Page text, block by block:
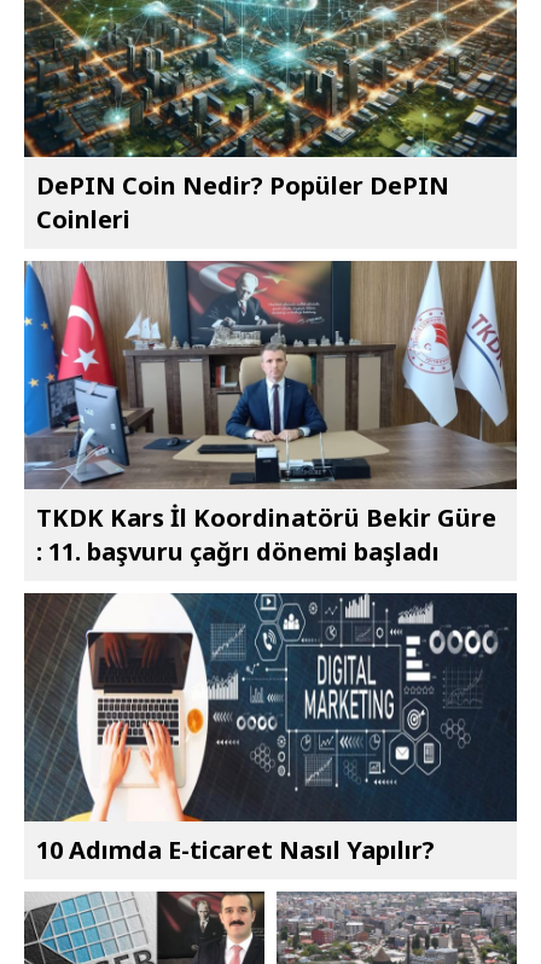
DePIN Coin Nedir? Popüler DePIN
Coinleri
TKDK Kars İl Koordinatörü Bekir Güre
: 11. başvuru çağrı dönemi başladı
10 Adımda E-ticaret Nasıl Yapılır?